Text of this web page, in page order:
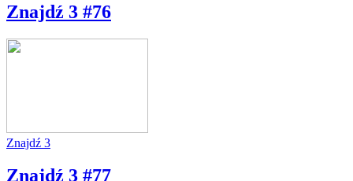
Znajdź 3 #76
Znajdź 3
Znajdź 3 #77